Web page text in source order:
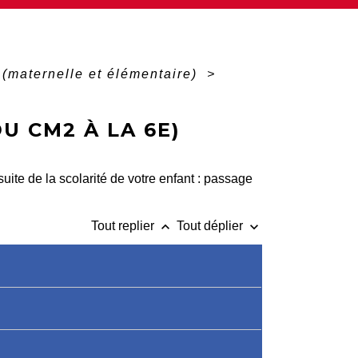
et élémentaire)
>
CM2 À LA 6E)
de la scolarité de votre enfant : passage
Tout replier keyboard_arrow_up Tout déplier keyboard_arrow_down